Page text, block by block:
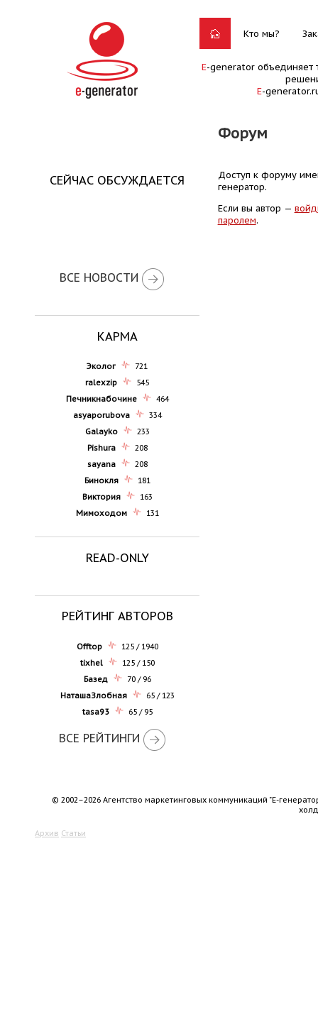
Кто мы?
E-generator объединяет
E-
Форум
СЕЙЧАС ОБСУЖДАЕТСЯ
ВСЕ НОВОСТИ
КАРМА
Эколог
721
ralexzip
545
Печникнабочине
464
asyaporubova
334
Galayko
233
Pishura
208
sayana
208
Бинокля
181
Виктория
163
Мимоходом
131
READ-ONLY
РЕЙТИНГ АВТОРОВ
Offtop
125 / 1940
tixhel
125 / 150
Базед
70 / 96
НаташаЗлобная
65 / 123
tasa93
65 / 95
ВСЕ РЕЙТИНГИ
Доступ к форуму
генератор.
Если вы автор —
паролем.
© 2002–2026 Агентство маркетинговых коммуникаций "Е-
Архив Статьи